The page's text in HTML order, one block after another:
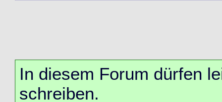
In diesem Forum dürfen
schreiben.